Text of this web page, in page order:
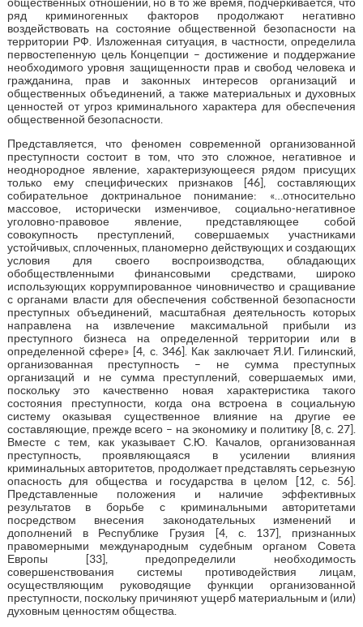
ряд криминогенных факторов продолжают негативно
воздействовать на состояние общественной безопасности на
территории РФ. Изложенная ситуация, в частности, определила
первостепенную цель Концепции – достижение и поддержание
необходимого уровня защищенности прав и свобод человека и
гражданина, прав и законных интересов организаций и
общественных объединений, а также материальных и духовных
ценностей от угроз криминального характера для обеспечения
общественной безопасности.
Представляется, что феномен современной организованной
преступности состоит в том, что это сложное, негативное и
неоднородное явление, характеризующееся рядом присущих
только ему специфических признаков [46], составляющих
собирательное доктринальное понимание: «…относительно
массовое, исторически изменчивое, социально-негативное
уголовно-правовое явление, представляющее собой
совокупность преступлений, совершаемых участниками
устойчивых, сплоченных, планомерно действующих и создающих
условия для своего воспроизводства, обладающих
обобществленными финансовыми средствами, широко
использующих коррумпированное чиновничество и сращивание
с органами власти для обеспечения собственной безопасности
преступных объединений, масштабная деятельность которых
направлена на извлечение максимальной прибыли из
преступного бизнеса на определенной территории или в
определенной сфере» [4, с. 346]. Как заключает Я.И. Гилинский,
организованная преступность – не сумма преступных
организаций и не сумма преступлений, совершаемых ими,
поскольку это качественно новая характеристика такого
состояния преступности, когда она встроена в социальную
систему оказывая существенное влияние на другие ее
составляющие, прежде всего – на экономику и политику [8, с. 27].
Вместе с тем, как указывает С.Ю. Качалов, организованная
преступность, проявляющаяся в усилении влияния
криминальных авторитетов, продолжает представлять серьезную
опасность для общества и государства в целом [12, с. 56].
Представленные положения и наличие эффективных
результатов в борьбе с криминальными авторитетами
посредством внесения законодательных изменений и
дополнений в Республике Грузия [4, с. 137], признанных
правомерными международным судебным органом Совета
Европы [33], предопределили необходимость
совершенствования системы противодействия лицам,
осуществляющим руководящие функции организованной
преступности, поскольку причиняют ущерб материальным и (или)
духовным ценностям общества.